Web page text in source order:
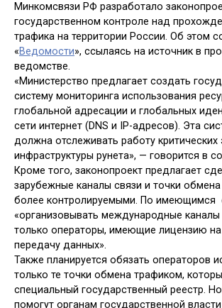
Минкомсвязи РФ разработало
государственном контроле над
трафика на территории России. Об этом
«Ведомости», ссылаясь на источник в
ведомстве.
«Министерство предлагает создать
систему мониторинга использования
глобальной адресации и глобальных
сети интернет (DNS и IP-адресов). Эта
должна отслеживать работу критических
инфраструктуры рунета», — говорится в
Кроме того, законопроект предлагает
зарубежные каналы связи и точки
более контролируемыми. По имеющимся
«организовывать международные каналы
только операторы, имеющие лицензию на
передачу данных».
Также планируется обязать операторов
только те точки обмена трафиком,
специальный государственный реестр.
помогут органам государственной